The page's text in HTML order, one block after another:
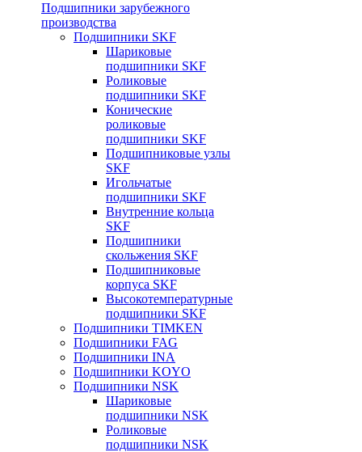
Подшипники зарубежного
производства
Подшипники SKF
Шариковые
подшипники SKF
Роликовые
подшипники SKF
Конические
роликовые
подшипники SKF
Подшипниковые узлы
SKF
Игольчатые
подшипники SKF
Внутренние кольца
SKF
Подшипники
скольжения SKF
Подшипниковые
корпуса SKF
Высокотемпературные
подшипники SKF
Подшипники TIMKEN
Подшипники FAG
Подшипники INA
Подшипники KOYO
Подшипники NSK
Шариковые
подшипники NSK
Роликовые
подшипники NSK